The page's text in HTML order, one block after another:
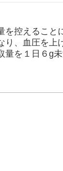
を控えること
り、血圧を上
を１日６g